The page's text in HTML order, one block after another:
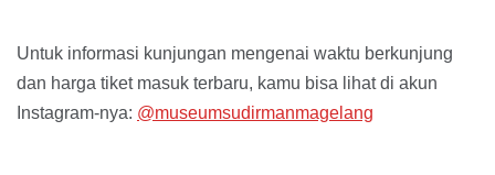
Untuk informasi kunjungan mengenai waktu berkunjung
dan harga tiket masuk terbaru, kamu bisa lihat di akun
Instagram-nya: @museumsudirmanmagelang